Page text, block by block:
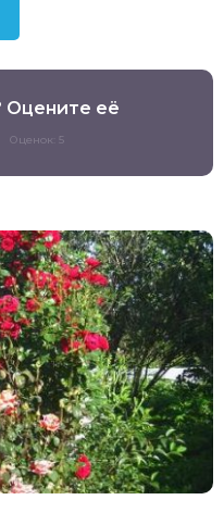
Оцените её
Оценок: 5